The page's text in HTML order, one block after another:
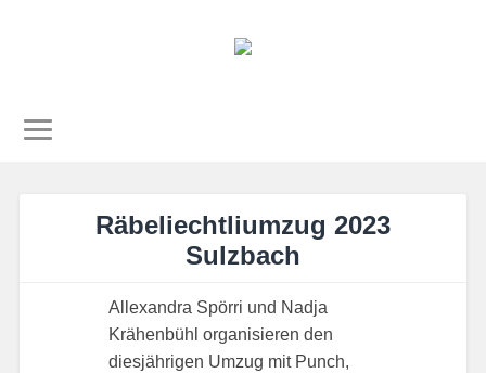
Räbeliechtliumzug 2023
Sulzbach
Allexandra Spörri und Nadja
Krähenbühl organisieren den
diesjährigen Umzug mit Punch,